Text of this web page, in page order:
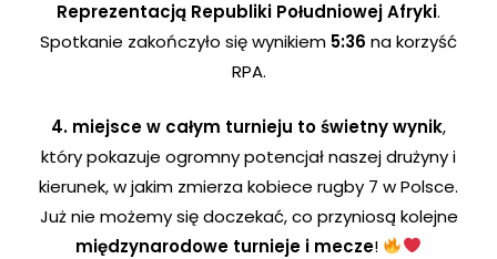
Reprezentacją Republiki Południowej Afryki.
Spotkanie zakończyło się wynikiem 5:36 na korzyść
RPA.
4. miejsce w całym turnieju to świetny wynik,
który pokazuje ogromny potencjał naszej drużyny i
kierunek, w jakim zmierza kobiece rugby 7 w Polsce.
Już nie możemy się doczekać, co przyniosą kolejne
międzynarodowe turnieje i mecze!